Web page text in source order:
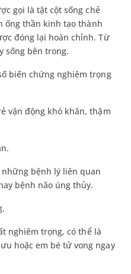
gọi là tật cột sống chẻ
ống thần kinh tạo thành
đóng lại hoàn chỉnh. Từ
sống bên trong.
biến chứng nghiêm trọng
vận động khó khăn, thậm
những bệnh lý liên quan
bệnh não úng thủy.
nghiêm trọng, có thể là
hoặc em bé tử vong ngay